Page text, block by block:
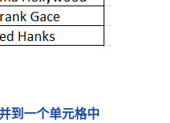
到一个单元格中